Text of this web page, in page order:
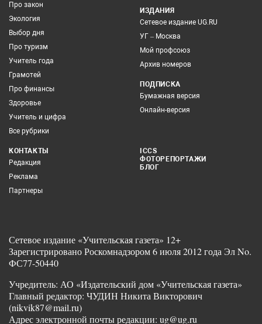
Про закон
Экология
Выбор дня
Про туризм
Учитель года
Грамотей
Про финансы
Здоровье
Учитель и цифра
Все рубрики
ИЗДАНИЯ
Сетевое издание UG.RU
УГ – Москва
Мой профсоюз
Архив номеров
ПОДПИСКА
Бумажная версия
Онлайн-версия
КОНТАКТЫ
Редакция
Реклама
Партнеры
ICCS
ФОТОРЕПОРТАЖИ
БЛОГ
Сетевое издание «Учительская газета» 12+
Зарегистрировано Роскомнадзором 6 июля 2012 года Эл No.
ФС77-50440
Учредитель: АО «Издательский дом «Учительская газета»
Главный редактор: ЧУДИН Никита Викторович
(nikvik87@mail.ru)
Адрес электронной почты редакции: ug@ug.ru